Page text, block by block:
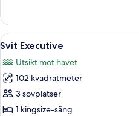
rum
Öppna
alla
foton
för
Svit
Executive
11
Svit Executive
Utsikt mot havet
102 kvadratmeter
3 sovplatser
1 kingsize-säng